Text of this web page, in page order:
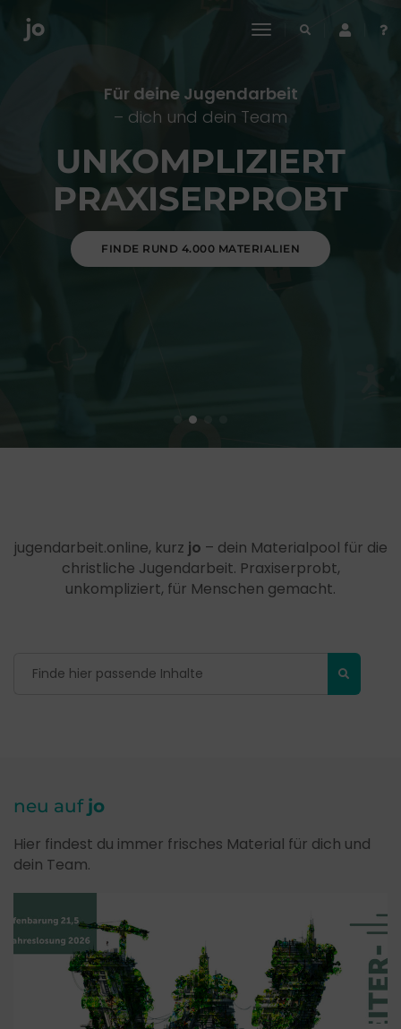
toggle
Für deine Jugendarbeit
– dich und dein Team
UNKOMPLIZIERT
PRAXISERPROBT
FINDE RUND 4.000 MATERIALIEN
jugendarbeit.online, kurz jo – dein Materialpool für die
christliche Jugendarbeit. Praxiserprobt,
unkompliziert, für Menschen gemacht.
neu auf jo
Hier findest du immer frisches Material für dich und
dein Team.